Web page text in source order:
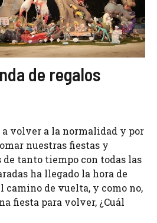
de regalos
a volver a la normalidad y por
nuestras fiestas y
de tanto tiempo con todas las
ha llegado la hora de
camino de vuelta, y como no,
fiesta para volver, ¿Cuál